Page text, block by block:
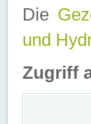
Die
und
Zugriff